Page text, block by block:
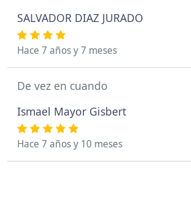
SALVADOR DIAZ JURADO
Hace 7 años y 7 meses
De vez en cuando
Ismael Mayor Gisbert
Hace 7 años y 10 meses